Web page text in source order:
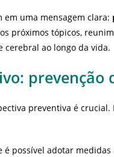
em uma mensagem clara:
próximos tópicos,
cerebral ao longo da vida.
prevenção
preventiva é
é possível adotar